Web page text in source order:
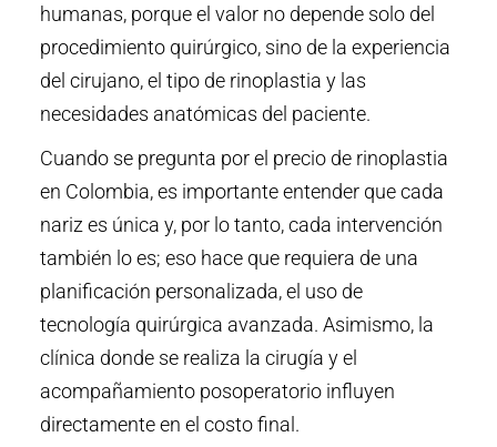
humanas, porque el valor no depende solo del
procedimiento quirúrgico, sino de la experiencia
del cirujano, el tipo de rinoplastia y las
necesidades anatómicas del paciente.
Cuando se pregunta por el precio de rinoplastia
en Colombia, es importante entender que cada
nariz es única y, por lo tanto, cada intervención
también lo es; eso hace que requiera de una
planificación personalizada, el uso de
tecnología quirúrgica avanzada. Asimismo, la
clínica donde se realiza la cirugía y el
acompañamiento posoperatorio influyen
directamente en el costo final.